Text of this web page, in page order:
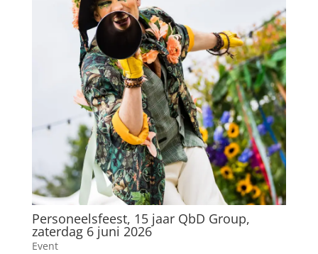
Personeelsfeest, 15 jaar QbD Group,
zaterdag 6 juni 2026
Event